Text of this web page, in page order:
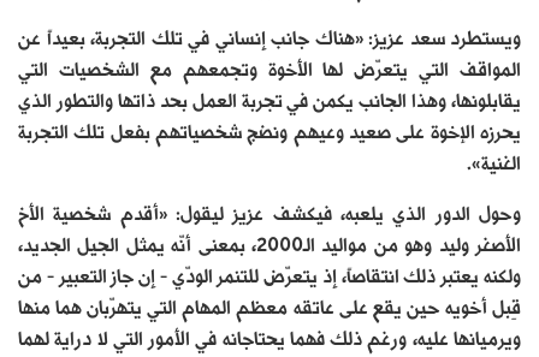
ويستطرد سعد عزيز: «هناك جانب إنساني في تلك التجربة، بعيداً عن
المواقف التي يتعرّض لها الأخوة وتجمعهم مع الشخصيات التي
يقابلونها، وهذا الجانب يكمن في تجربة العمل بحد ذاتها والتطور الذي
يحرزه الإخوة على صعيد وعيهم ونضج شخصياتهم بفعل تلك التجربة
الغنية».
وحول الدور الذي يلعبه، فيكشف عزيز ليقول: «أقدم شخصية الأخ
الأصغر وليد وهو من مواليد الـ2000، بمعنى أنّه يمثل الجيل الجديد،
ولكنه يعتبر ذلك انتقاصاً، إذ يتعرّض للتنمر الودّي – إن جاز التعبير – من
قِبل أخويه حين يقع على عاتقه معظم المهام التي يتهرّبان هما منها
ويرميانها عليه، ورغم ذلك فهما يحتاجانه في الأمور التي لا دراية لهما